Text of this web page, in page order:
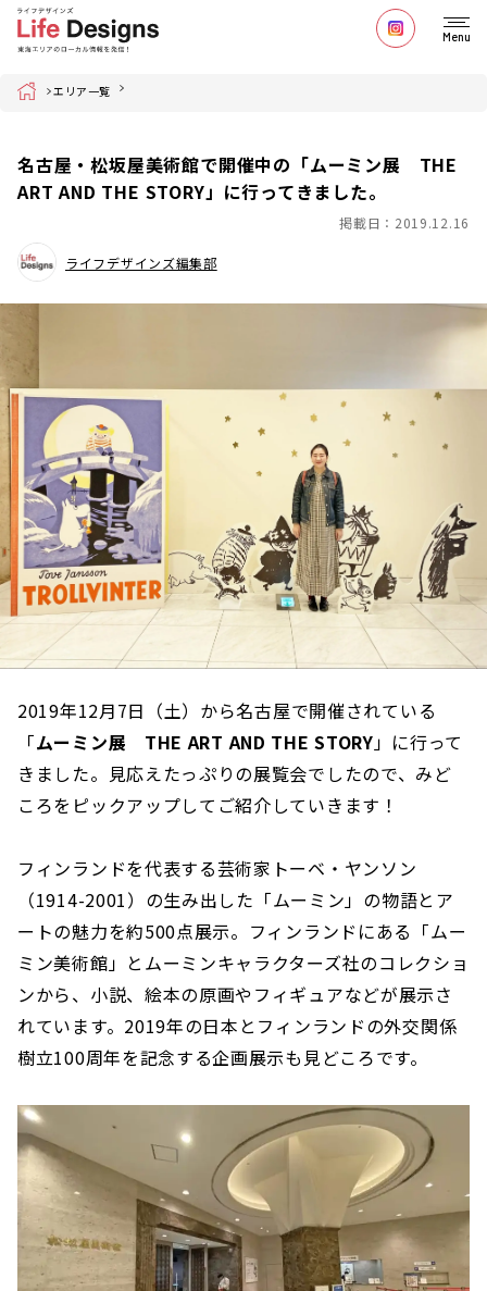
Menu
Home エリア一覧
名古屋・松坂屋美術館で開催中の「ムーミン展 THE
ART AND THE STORY」に行ってきました。
掲載日：2019.12.16
ライフデザインズ編集部
2019年12月7日（土）から名古屋で開催されている
「ムーミン展 THE ART AND THE STORY」に行って
きました。見応えたっぷりの展覧会でしたので、みど
ころをピックアップしてご紹介していきます！
フィンランドを代表する芸術家トーベ・ヤンソン
（1914-2001）の生み出した「ムーミン」の物語とア
ートの魅力を約500点展示。フィンランドにある「ムー
ミン美術館」とムーミンキャラクターズ社のコレクショ
ンから、小説、絵本の原画やフィギュアなどが展示さ
れています。2019年の日本とフィンランドの外交関係
樹立100周年を記念する企画展示も見どころです。